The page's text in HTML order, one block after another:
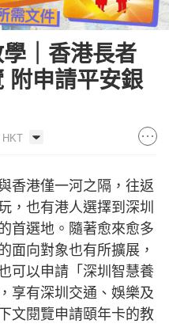
｜香港長者
附申請平安銀
HKT
香港僅一河之隔，往返
，也有港人選擇到深圳
首選地。隨著愈來愈多
面向對象也有所擴展，
可以申請「深圳智慧養
享有深圳交通、娛樂及
文閱覽申請頤年卡的教